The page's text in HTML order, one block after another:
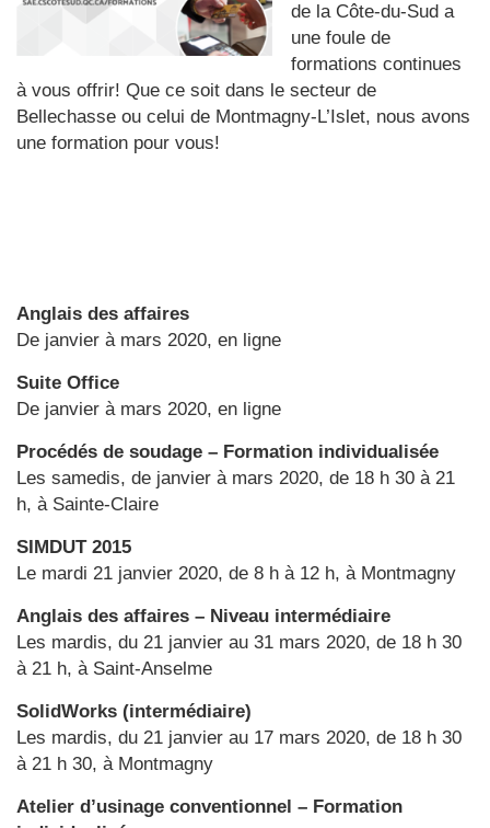
de la Côte-du-Sud a
une foule de
formations continues
à vous offrir! Que ce soit dans le secteur de
Bellechasse ou celui de Montmagny-L’Islet, nous avons
une formation pour vous!
Anglais des affaires
De janvier à mars 2020, en ligne
Suite Office
De janvier à mars 2020, en ligne
Procédés de soudage – Formation individualisée
Les samedis, de janvier à mars 2020, de 18 h 30 à 21
h, à Sainte-Claire
SIMDUT 2015
Le mardi 21 janvier 2020, de 8 h à 12 h, à Montmagny
Anglais des affaires – Niveau intermédiaire
Les mardis, du 21 janvier au 31 mars 2020, de 18 h 30
à 21 h, à Saint-Anselme
SolidWorks (intermédiaire)
Les mardis, du 21 janvier au 17 mars 2020, de 18 h 30
à 21 h 30, à Montmagny
Atelier d’usinage conventionnel – Formation